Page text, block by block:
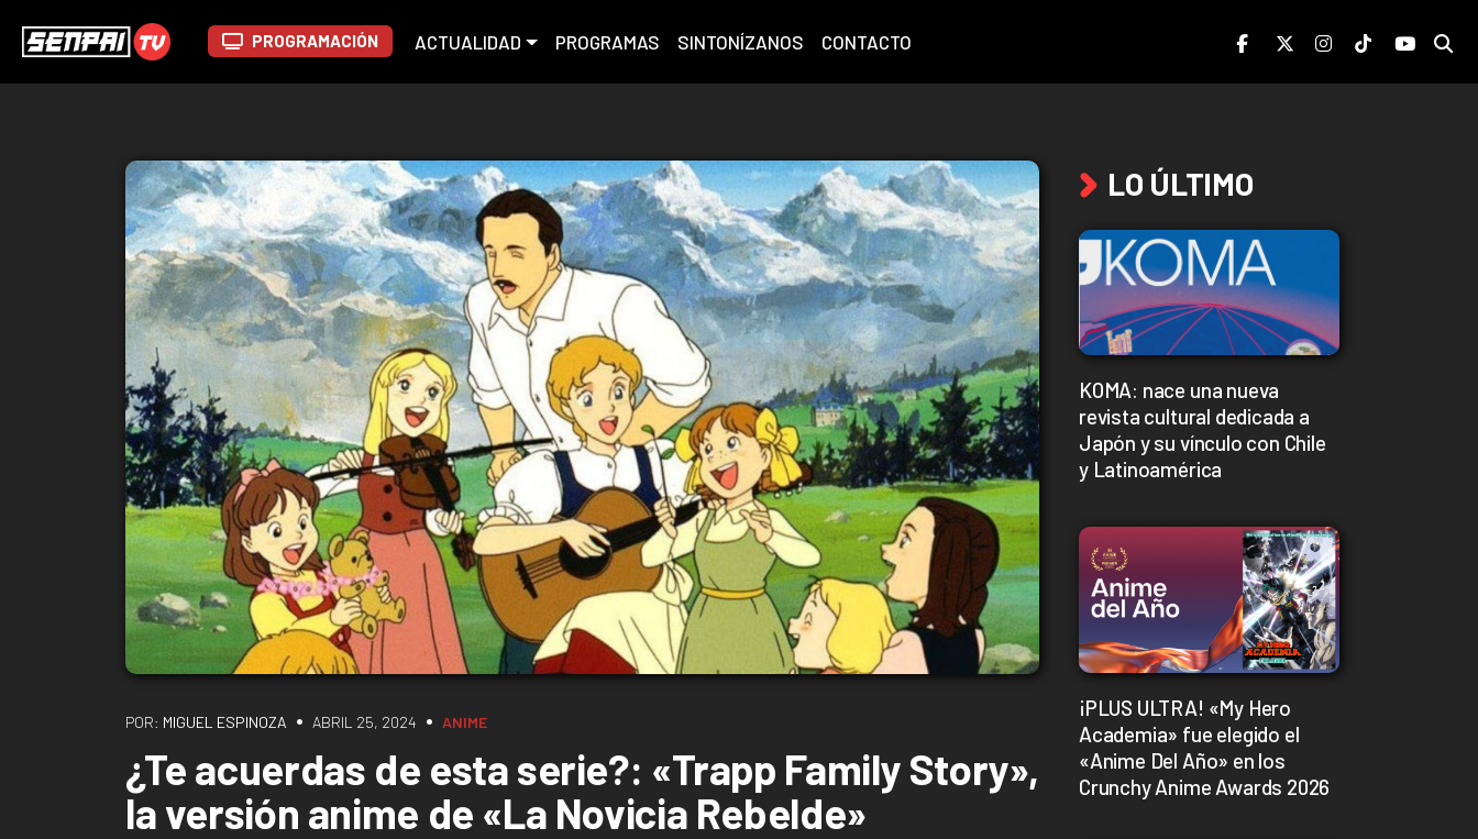
PROGRAMACIÓN ACTUALIDAD PROGRAMAS SINTONÍZANOS CONTACTO
POR: MIGUEL ESPINOZA • ABRIL 25, 2024 • ANIME
¿Te acuerdas de esta serie?: «Trapp Family Story»,
la versión anime de «La Novicia Rebelde»
LO ÚLTIMO
KOMA: nace una nueva
revista cultural dedicada a
Japón y su vínculo con Chile
y Latinoamérica
¡PLUS ULTRA! «My Hero
Academia» fue elegido el
«Anime Del Año» en los
Crunchy Anime Awards 2026